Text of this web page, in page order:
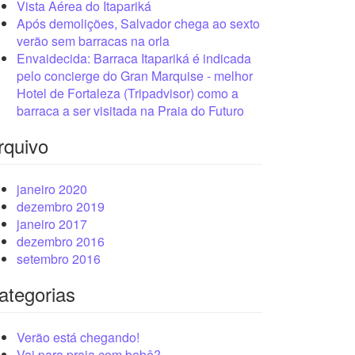
Vista Aérea do Itapariká
Após demolições, Salvador chega ao sexto
verão sem barracas na orla
Envaidecida: Barraca Itapariká é indicada
pelo concierge do Gran Marquise - melhor
Hotel de Fortaleza (Tripadvisor) como a
barraca a ser visitada na Praia do Futuro
janeiro 2020
dezembro 2019
janeiro 2017
dezembro 2016
setembro 2016
Verão está chegando!